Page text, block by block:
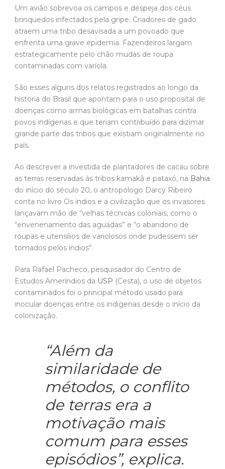
Um avião sobrevoa os campos e despeja dos céus
brinquedos infectados pela gripe. Criadores de gado
atraem uma tribo desavisada a um povoado que
enfrenta uma grave epidemia. Fazendeiros largam
estrategicamente pelo chão mudas de roupa
contaminadas com varíola.
São esses alguns dos relatos registrados ao longo da
história do Brasil que apontam para o uso proposital de
doenças como armas biológicas em batalhas contra
povos indígenas e que teriam contribuído para dizimar
grande parte das tribos que existiam originalmente no
país.
Ao descrever a investida de plantadores de cacau sobre
as terras reservadas às tribos kamakã e pataxó, na Bahia
do início do século 20, o antropólogo Darcy Ribeiro
conta no livro Os índios e a civilização que os invasores
lançavam mão de “velhas técnicas coloniais, como o
“envenenamento das aguadas” e “o abandono de
roupas e utensílios de variolosos onde pudessem ser
tomados pelos índios”.
Para Rafael Pacheco, pesquisador do Centro de
Estudos Ameríndios da USP (Cesta), o uso de objetos
contaminados foi o principal método usado para
inocular doenças entre os indígenas desde o início da
colonização.
“Além da
similaridade de
métodos, o conflito
de terras era a
motivação mais
comum para esses
episódios”, explica.